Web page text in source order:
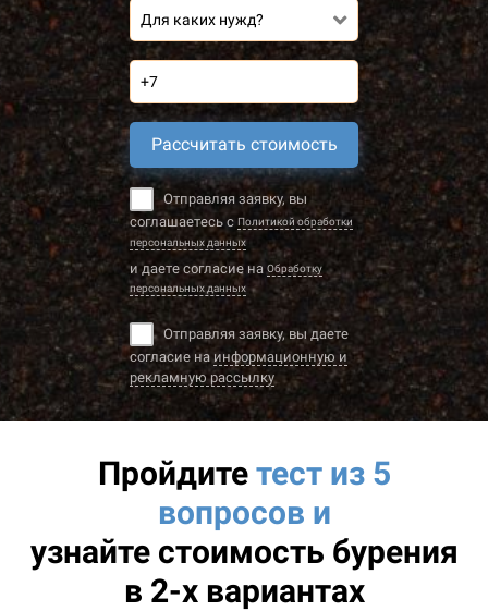
Для каких нужд?
Рассчитать стоимость
Отправляя заявку, вы
соглашаетесь с Политикой обработки
персональных данных
и даете согласие на Обработку
персональных данных
Отправляя заявку, вы даете
согласие наинформационную и
рекламную рассылку
Пройдитетест из 5
вопросов и
узнайте стоимость бурения
в 2-х вариантах